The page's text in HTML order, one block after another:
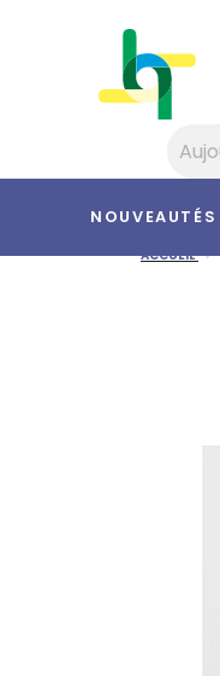
NOUVEAUTÉS
ACCUEIL